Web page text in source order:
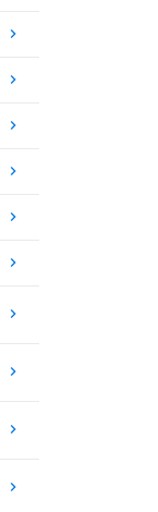
keyboard_arrow_right
keyboard_arrow_right
keyboard_arrow_right
keyboard_arrow_right
keyboard_arrow_right
keyboard_arrow_right
keyboard_arrow_right
keyboard_arrow_right
keyboard_arrow_right
keyboard_arrow_right